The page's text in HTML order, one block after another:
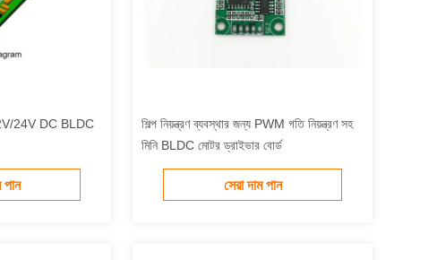
24V DC BLDC
পান
শিল্প নিয়ন্ত্রণ ব্যবস্থার জন্য PWM গতি নিয়ন্ত্রণ সহ
মিনি BLDC মোটর ড্রাইভার বোর্ড
সেরা দাম পান